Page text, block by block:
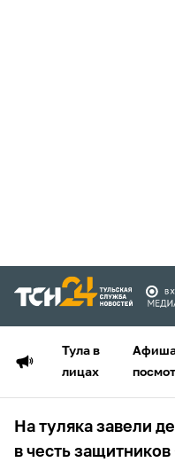
Тула в
лицах
На туляка завели
в честь защитников